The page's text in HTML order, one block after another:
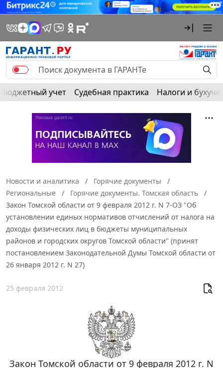
Бюджетный учет Судебная практика Налоги и
Новости и аналитика
Горячие документы
Региональные
Горячие документы. Томская область
Закон Томской области от 9 февраля 2012 г. N 7-ОЗ "Об
установлении единых нормативов отчислений от налога на
доходы физических лиц в бюджеты муниципальных
районов и городских округов Томской области" (принят
постановлением Законодательной Думы Томской области от
26 января 2012 г. N 27)
25 февраля 2012
Закон Томской области от 9 февраля 2012 г. N